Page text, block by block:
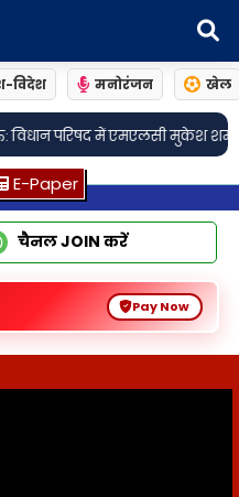
विदेश मनोरंजन खेल
से जुड़े जनहित के विषय को
E-Paper
चैनलJOIN करें
Pay Now